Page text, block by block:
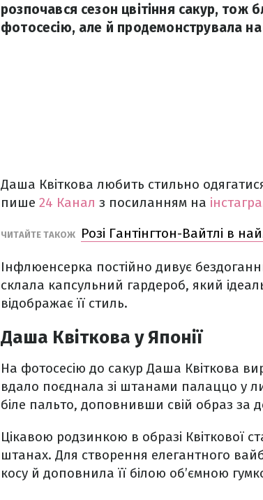
розпочався сезон цвітіння сакур,
фотосесію, але й продемонструвала
Даша Квіткова любить стильно
пише 24 Канал з посиланням на
ЧИТАЙТЕ ТАКОЖ Розі Гантінгтон-Вайтлі в
Інфлюенсерка постійно дивує
склала капсульний гардероб, який
відображає її стиль.
Даша Квіткова у Японії
На фотосесію до сакур Даша Квіткова
вдало поєднала зі штанами палаццо у
біле пальто, доповнивши свій образ за
Цікавою родзинкою в образі Квіткової
штанах. Для створення елегантного
косу й доповнила її білою об’ємною